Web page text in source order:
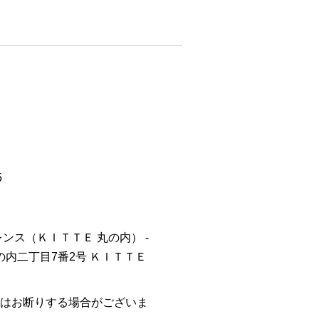
ス（ＫＩＴＴＥ 丸の内） -
二丁目7番2号 ＫＩＴＴＥ
お断りする場合がございま